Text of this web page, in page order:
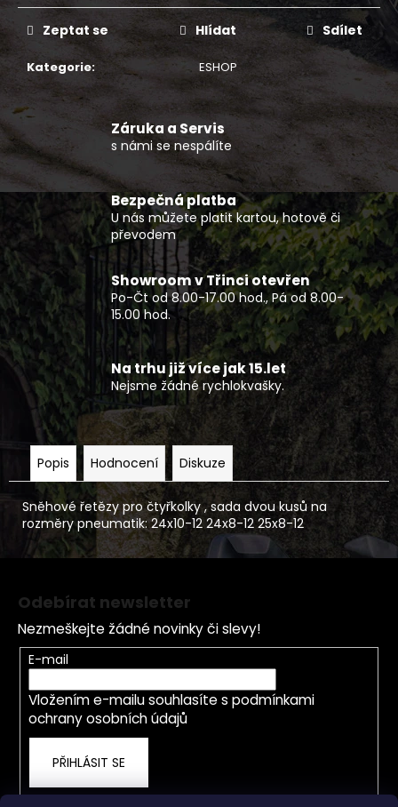
Kategorie: ESHOP
Zeptat se Hlídat Sdílet
Záruka a Servis
s námi se nespálíte
Bezpečná platba
U nás můžete platit kartou, hotově či
převodem
Showroom v Třinci otevřen
Po-Čt od 8.00-17.00 hod., Pá od 8.00-
15.00 hod.
Na trhu již více jak 15.let
Nejsme žádné rychlokvašky.
Popis Hodnocení Diskuze
Sněhové řetězy pro čtyřkolky , sada dvou kusů na
rozměry pneumatik: 24x10-12 24x8-12 25x8-12
č
u
j
e
m
e
MOTOCYKL
CFMOTO
1000MT-
TOURING
275
990
Kč
Odebírat newsletter
Nezmeškejte žádné novinky či slevy!
E-mail
Vložením e-mailu souhlasíte s podmínkami
ochrany osobních údajů
PŘIHLÁSIT SE